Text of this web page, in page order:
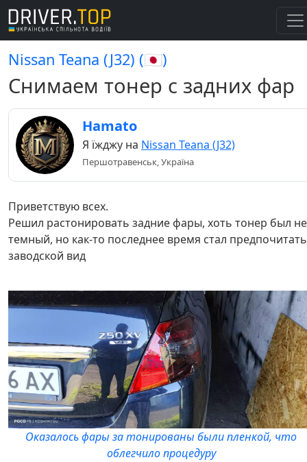
Nissan Teana (J32) (🇯🇵)
Снимаем тонер с задних фар
Hamato
Я їжджу на Nissan Teana (J32)
Першотравенськ, Україна
Приветствую всех.
Решил растонировать задние фары, хоть тонер был не
темный, но как-то последнее время стал предпочитать
заводской вид
Оказалось фары за тонированы были пленкой, что
облегчило процедуру